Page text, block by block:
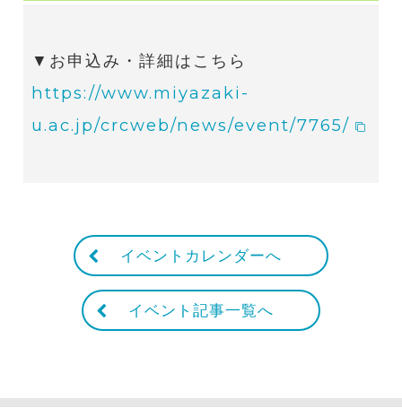
▼お申込み・詳細はこちら
https://www.miyazaki-
u.ac.jp/crcweb/news/event/7765/
イベントカレンダーへ
イベント記事一覧へ